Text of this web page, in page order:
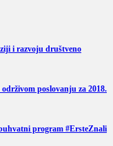
i razvoju društveno
poslovanju za 2018.
program #ErsteZnali